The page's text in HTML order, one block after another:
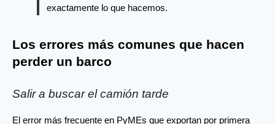
exactamente lo que hacemos.
Los errores más comunes que hacen
perder un barco
Salir a buscar el camión tarde
El error más frecuente en PyMEs que exportan por primera